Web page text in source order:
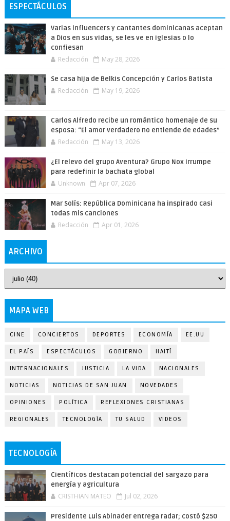
ESPECTÁCULOS
Varias influencers y cantantes dominicanas aceptan
a Dios en sus vidas, se les ve en iglesias o lo
confiesan
Redacción May 28, 2026
Se casa hija de Belkis Concepción y Carlos Batista
Redacción May 19, 2026
Carlos Alfredo recibe un romántico homenaje de su
esposa: “El amor verdadero no entiende de edades”
Redacción May 13, 2026
¿El relevo del grupo Aventura? Grupo Nox irrumpe
para redefinir la bachata global
Unknown Apr 07, 2026
Mar Solís: República Dominicana ha inspirado casi
todas mis canciones
Redacción Apr 01, 2026
ARCHIVO
MAPA WEB
CINE CONCIERTOS DEPORTES ECONOMÍA EE.UU
EL PAÍS ESPECTÁCULOS GOBIERNO HAITÍ
INTERNACIONALES JUSTICIA LA VIDA NACIONALES
NOTICIAS NOTICIAS DE SAN JUAN NOVEDADES
OPINIONES POLÍTICA REFLEXIONES CRISTIANAS
REGIONALES TECNOLOGÍA TU SALUD VIDEOS
TECNOLOGÍA
Científicos destacan potencial del sargazo para
energía y agricultura
CRISTHIAN MATEO Jul 02, 2026
Presidente Luis Abinader entrega radar; costó $250